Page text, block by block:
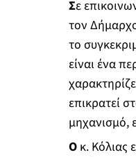
Σε
τον
το
είναι ένα
επικρατεί
μηχανισμό,
Οκ. Κόλιας